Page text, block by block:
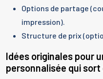
Options de partage
impression).
Structure de prix
Idées originales pour
personnalisée qui sort